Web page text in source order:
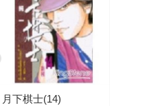
月下棋士(14)